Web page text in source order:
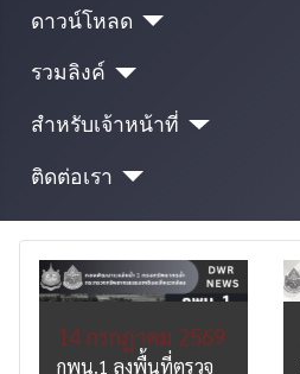
ดาวน์โหลด
รวมลิงค์
สำหรับเจ้าหน้าที่
ติดต่อเรา
14 กรกฎาคม 2569
กพน.1 ลงพื้นที่ตรวจ